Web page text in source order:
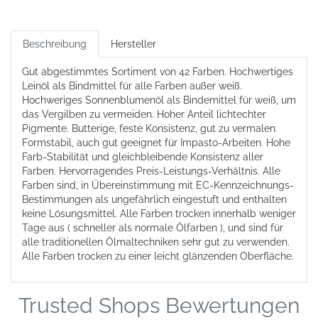
Beschreibung Hersteller
Gut abgestimmtes Sortiment von 42 Farben. Hochwertiges
Leinöl als Bindmittel für alle Farben außer weiß.
Hochweriges Sonnenblumenöl als Bindemittel für weiß, um
das Vergilben zu vermeiden. Hoher Anteil lichtechter
Pigmente. Butterige, feste Konsistenz, gut zu vermalen.
Formstabil, auch gut geeignet für Impasto-Arbeiten. Hohe
Farb-Stabilität und gleichbleibende Konsistenz aller
Farben. Hervorragendes Preis-Leistungs-Verhältnis. Alle
Farben sind, in Übereinstimmung mit EC-Kennzeichnungs-
Bestimmungen als ungefährlich eingestuft und enthalten
keine Lösungsmittel. Alle Farben trocken innerhalb weniger
Tage aus ( schneller als normale Ölfarben ), und sind für
alle traditionellen Ölmaltechniken sehr gut zu verwenden.
Alle Farben trocken zu einer leicht glänzenden Oberfläche.
Trusted Shops Bewertungen